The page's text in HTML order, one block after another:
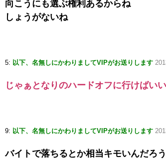
向こうにも選ぶ権利あるからね
しょうがないね
5: 以下、名無しにかわりましてVIPがお送りします
じゃぁとなりのハードオフに行けばい
9: 以下、名無しにかわりましてVIPがお送りします
バイトで落ちるとか相当キモいんだろ